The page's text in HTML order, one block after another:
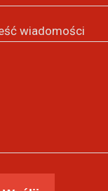
wiadomości